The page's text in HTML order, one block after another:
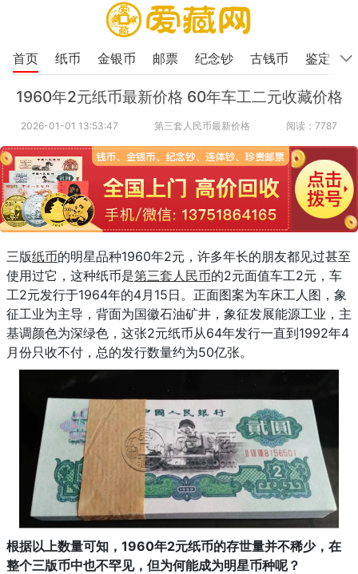
首页 纸币 金银币 邮票 纪念钞 古钱币 鉴定
1960年2元纸币最新价格 60年车工二元收藏价格
2026-01-01 13:53:47 第三套人民币最新价格 阅读：7787
三版纸币的明星品种1960年2元，许多年长的朋友都见过甚至
使用过它，这种纸币是第三套人民币的2元面值车工2元，车
工2元发行于1964年的4月15日。正面图案为车床工人图，象
征工业为主导，背面为国徽石油矿井，象征发展能源工业，主
基调颜色为深绿色，这张2元纸币从64年发行一直到1992年4
月份只收不付，总的发行数量约为50亿张。
根据以上数量可知，1960年2元纸币的存世量并不稀少，在
整个三版币中也不罕见，但为何能成为明星币种呢？